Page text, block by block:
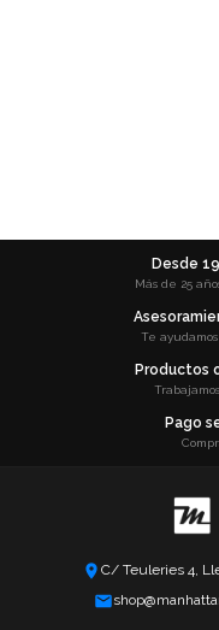
Desde
Más de 25
Te
Productos
Pago
C/ Teuleries 4,